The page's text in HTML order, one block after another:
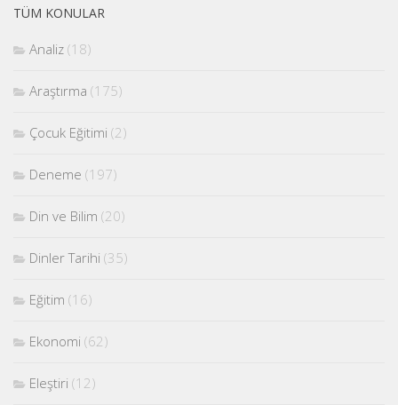
TÜM KONULAR
Analiz (18)
Araştırma (175)
Çocuk Eğitimi (2)
Deneme (197)
Din ve Bilim (20)
Dinler Tarihi (35)
Eğitim (16)
Ekonomi (62)
Eleştiri (12)